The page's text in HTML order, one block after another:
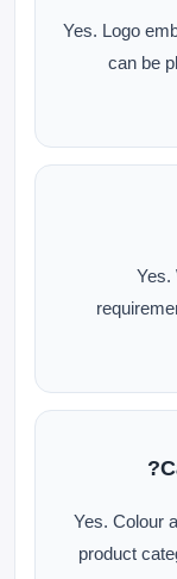
Yes. Logo
can be
Yes.
Yes. Colour
product